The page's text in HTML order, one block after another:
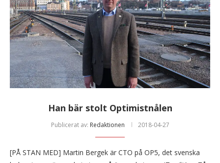
Han bär stolt Optimistnålen
Publicerat av: Redaktionen 2018-04-27
[PÅ STAN MED] Martin Bergek är CTO på OP5, det svenska